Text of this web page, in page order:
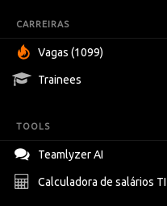
CARREIRAS
Vagas (1099)
Trainees
TOOLS
Teamlyzer AI
Calculadora de salários TI